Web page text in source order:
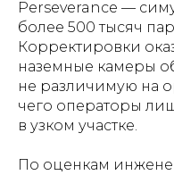
Perseverance —
более 500 тысяч
Корректировки
наземные камеры
не различимую на
чего операторы
в узком участке.
По оценкам